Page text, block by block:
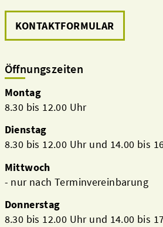
KONTAKTFORMULAR
Öffnungszeiten
Montag
8.30 bis 12.00 Uhr
Dienstag
8.30 bis 12.00 Uhr und 14.00 bis
Mittwoch
- nur nach Terminvereinbarung
Donnerstag
8.30 bis 12.00 Uhr und 14.00 bis